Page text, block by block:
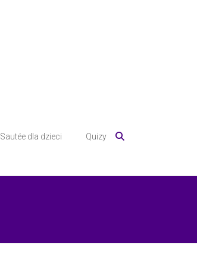
Sautée dla dzieci Quizy